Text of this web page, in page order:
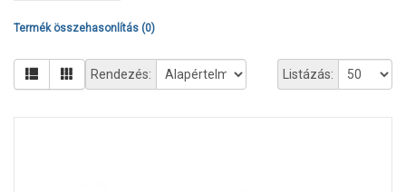
Termék összehasonlítás (0)
Listázás:
Rendezés: